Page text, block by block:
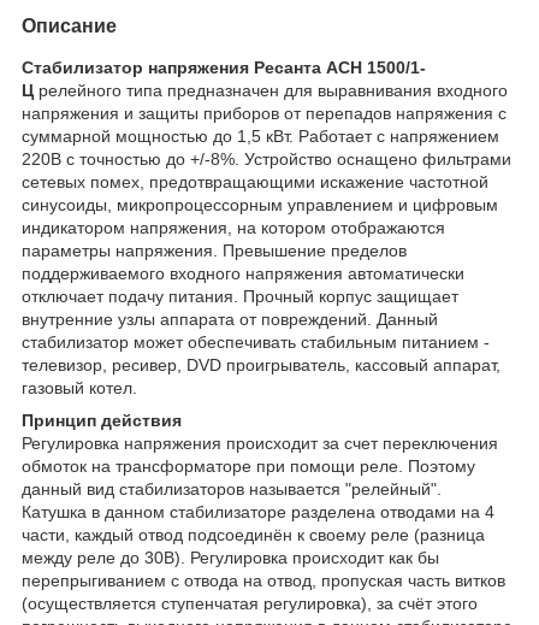
Описание
Стабилизатор напряжения Ресанта АСН 1500/1-
Ц релейного типа предназначен для выравнивания входного
напряжения и защиты приборов от перепадов напряжения с
суммарной мощностью до 1,5 кВт. Работает с напряжением
220В с точностью до +/-8%. Устройство оснащено фильтрами
сетевых помех, предотвращающими искажение частотной
синусоиды, микропроцессорным управлением и цифровым
индикатором напряжения, на котором отображаются
параметры напряжения. Превышение пределов
поддерживаемого входного напряжения автоматически
отключает подачу питания. Прочный корпус защищает
внутренние узлы аппарата от повреждений. Данный
стабилизатор может обеспечивать стабильным питанием -
телевизор, ресивер, DVD проигрыватель, кассовый аппарат,
газовый котел.
Принцип действия
Регулировка напряжения происходит за счет переключения
обмоток на трансформаторе при помощи реле. Поэтому
данный вид стабилизаторов называется "релейный".
Катушка в данном стабилизаторе разделена отводами на 4
части, каждый отвод подсоединён к своему реле (разница
между реле до 30В). Регулировка происходит как бы
перепрыгиванием с отвода на отвод, пропуская часть витков
(осуществляется ступенчатая регулировка), за счёт этого